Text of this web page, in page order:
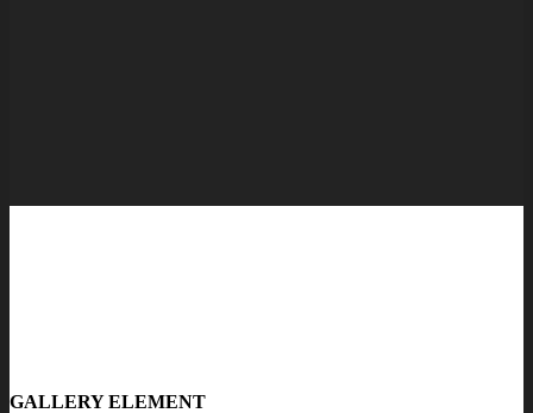
GALLERY ELEMENT